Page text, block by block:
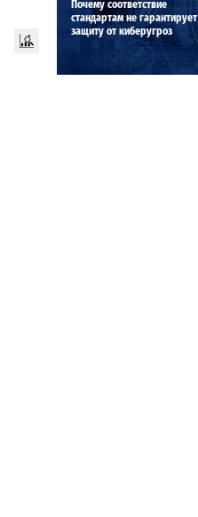
Почему соответствие
стандартам не гарантирует
защиту от киберугроз